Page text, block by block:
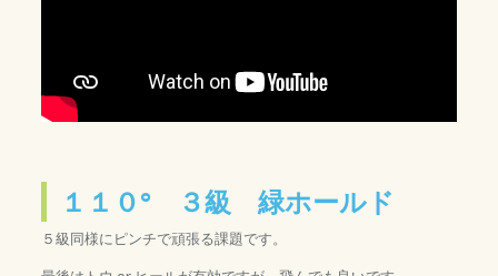
１１０° ３級 緑ホールド
５級同様にピンチで頑張る課題です。